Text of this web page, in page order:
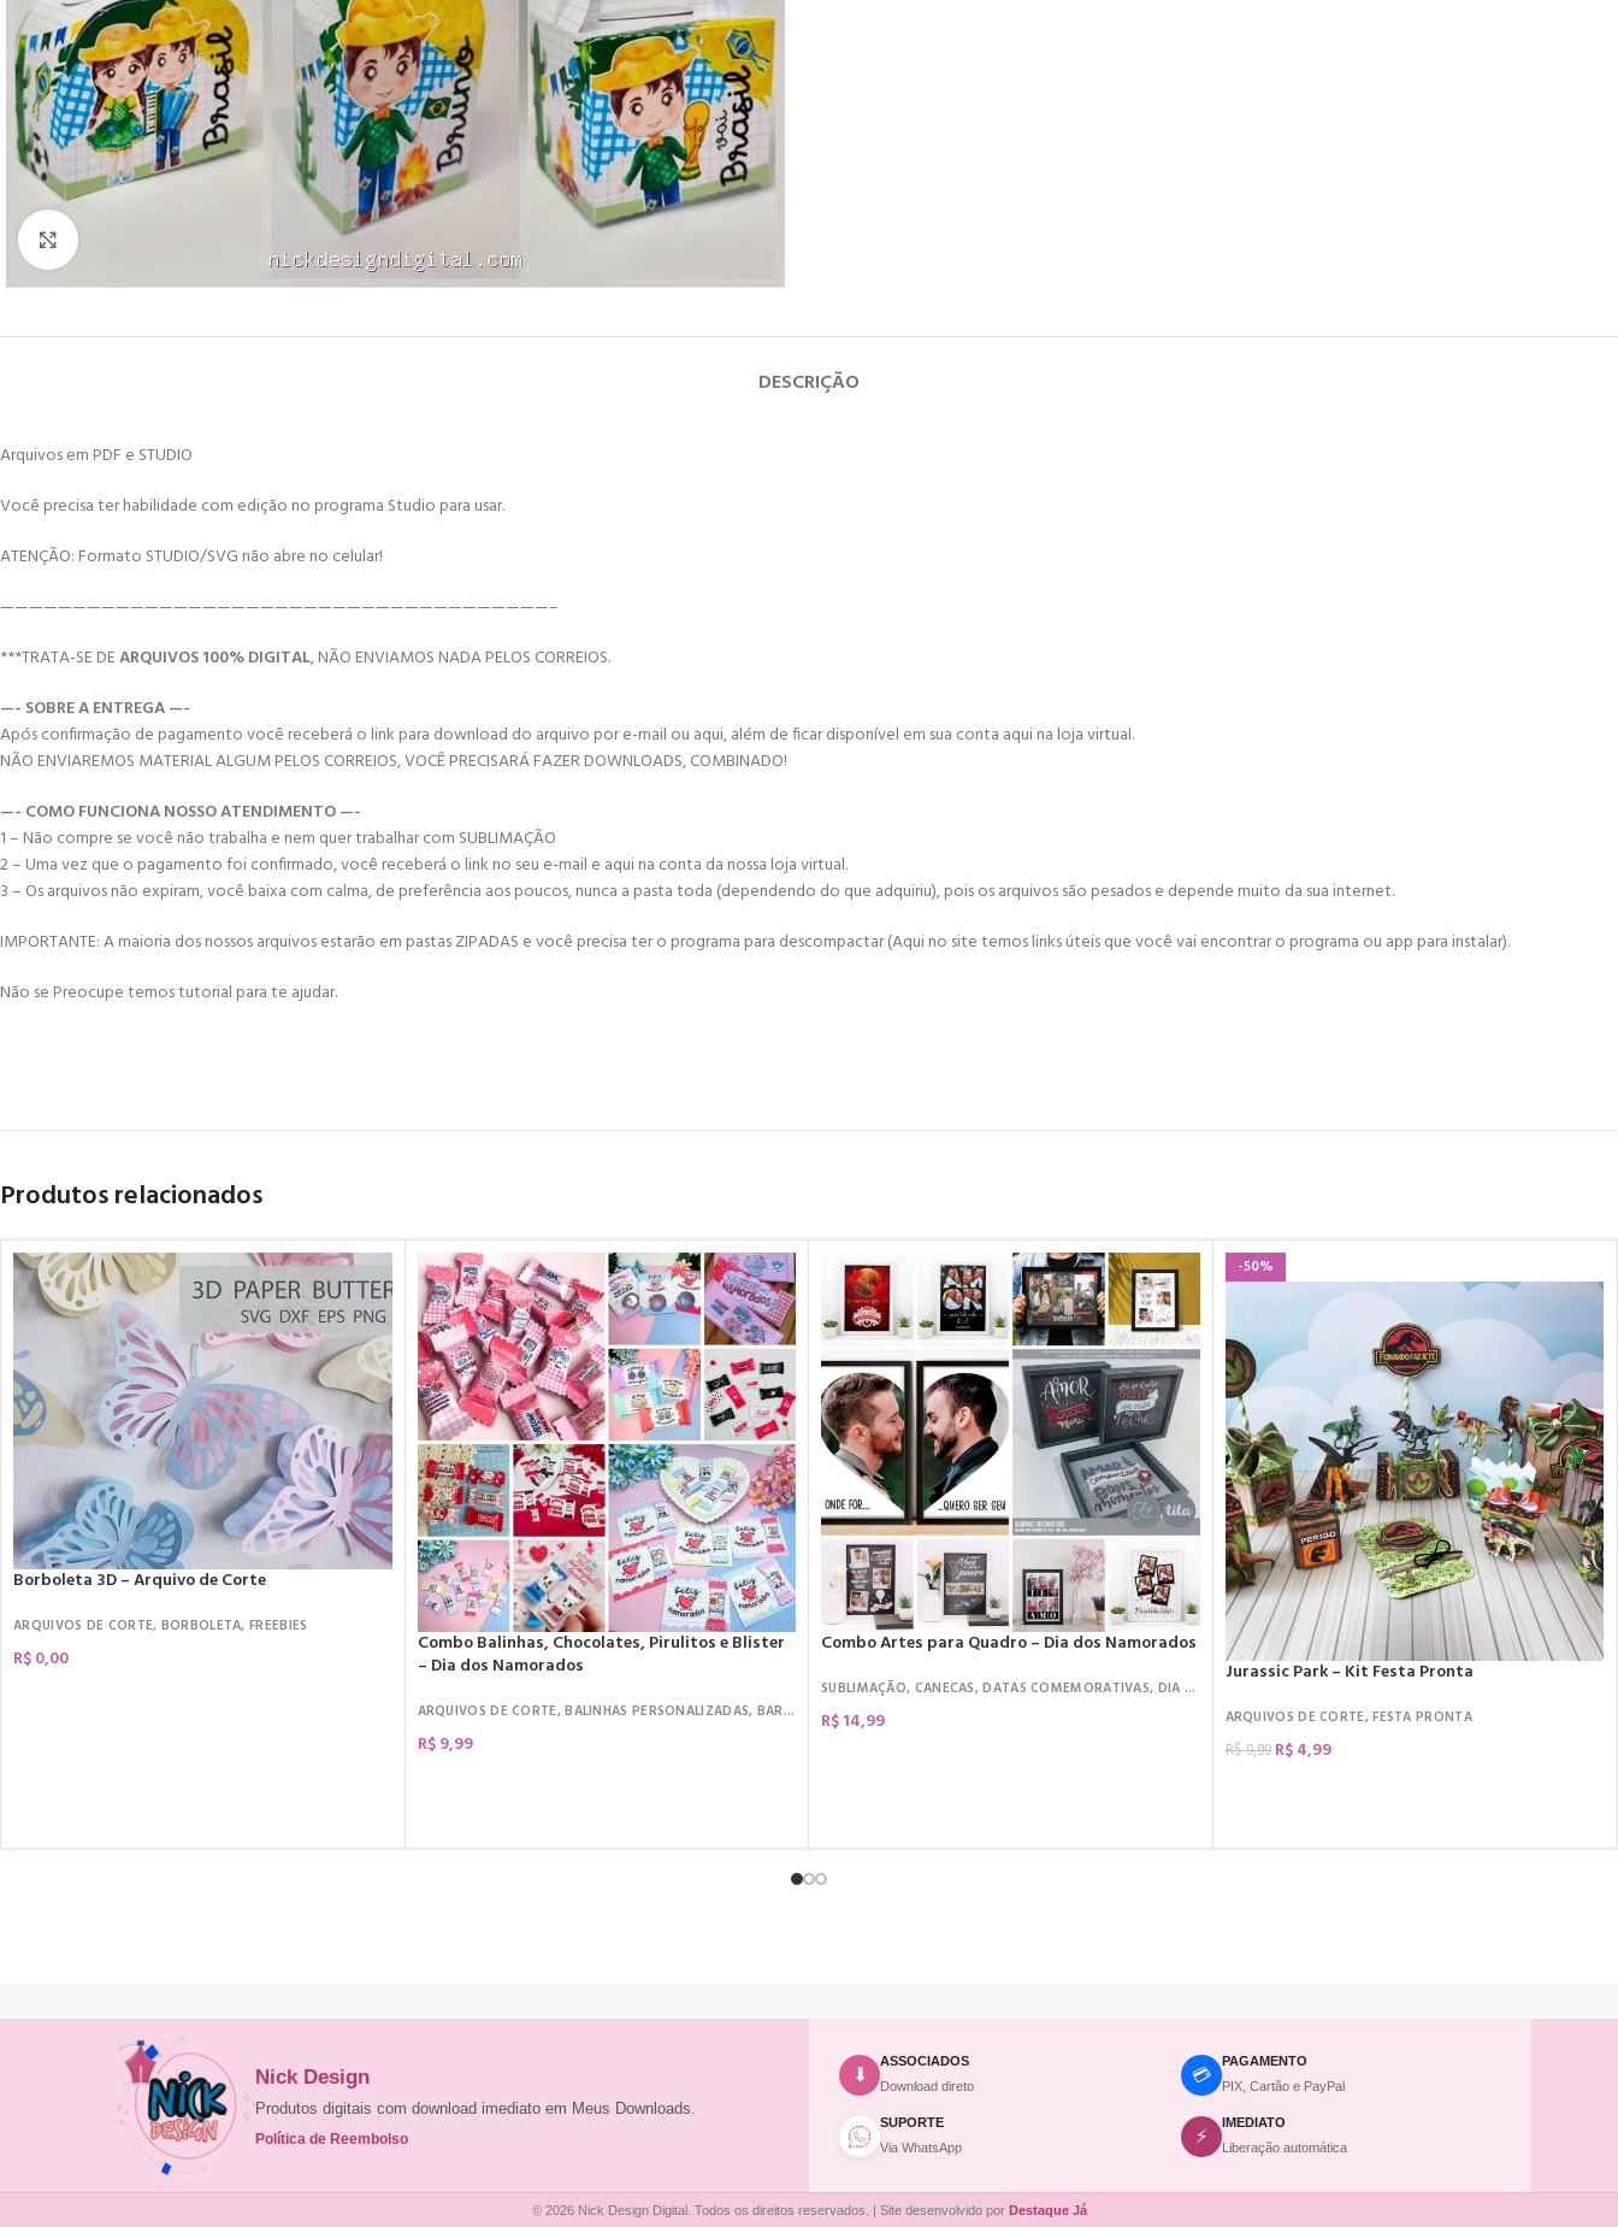
DESCRIÇÃO
Arquivos em PDF e STUDIO
Você precisa ter habilidade com edição no programa Studio para usar.
ATENÇÃO: Formato STUDIO/SVG não abre no celular!
——————————————————————————————————————–
***TRATA-SE DEARQUIVOS 100% DIGITAL, NÃO ENVIAMOS NADA PELOS CORREIOS.
—- SOBRE A ENTREGA —-
Após confirmação de pagamento você receberá o link para download do arquivo por e-mail ou aqui, além de ficar disponível em sua conta aqui na loja virtual.
NÃO ENVIAREMOS MATERIAL ALGUM PELOS CORREIOS, VOCÊ PRECISARÁ FAZER DOWNLOADS, COMBINADO!
—- COMO FUNCIONA NOSSO ATENDIMENTO —-
1 – Não compre se você não trabalha e nem quer trabalhar com SUBLIMAÇÃO
2 – Uma vez que o pagamento foi confirmado, você receberá o link no seu e-mail e aqui na conta da nossa loja virtual.
3 – Os arquivos não expiram, você baixa com calma, de preferência aos poucos, nunca a pasta toda (dependendo do que adquiriu), pois os arquivos são pesados e depende muito da sua internet.
IMPORTANTE: A maioria dos nossos arquivos estarão em pastas ZIPADAS e você precisa ter o programa para descompactar (Aqui no site temos links úteis que você vai encontrar o programa ou app para instalar).
Não se Preocupe temos tutorial para te ajudar.
Produtos relacionados
Borboleta 3D – Arquivo de Corte
ARQUIVOS DE CORTE, BORBOLETA, FREEBIES
R$0,00
Combo Balinhas, Chocolates, Pirulitos e Blister
– Dia dos Namorados
ARQUIVOS DE CORTE,BALINHAS PERSONALIZADAS, BARRA DE CHOCOLATE DIA DOS NAMORADOS, KIT DIGITAL
R$9,99
Combo Artes para Quadro – Dia dos Namorados
SUBLIMAÇÃO, CANECAS,DATAS COMEMORATIVAS, DIA DOS NAMORADOS
R$14,99
-50%
Jurassic Park – Kit Festa Pronta
ARQUIVOS DE CORTE,FESTA PRONTA
R$9,99 R$4,99
Nick Design
Produtos digitais com download imediato em Meus Downloads.
Política de Reembolso
⬇
ASSOCIADOS
Download direto
💳
PAGAMENTO
PIX, Cartão e PayPal
SUPORTE
Via WhatsApp
⚡
IMEDIATO
Liberação automática
© 2026 Nick Design Digital. Todos os direitos reservados. | Site desenvolvido por Destaque Já